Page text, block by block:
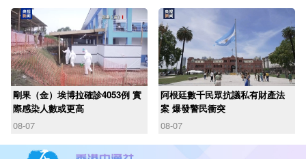
剛果（金）埃博拉確診4053例 實
際感染人數或更高
08-07
阿根廷數千民眾抗議私有財產法
案 爆發警民衝突
08-07